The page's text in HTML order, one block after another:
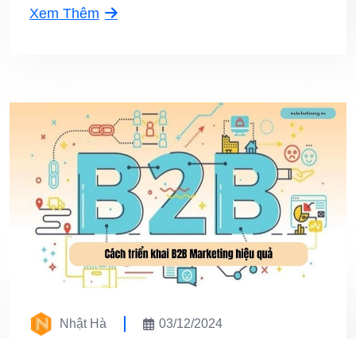
Xem Thêm
Nhật Hà 03/12/2024